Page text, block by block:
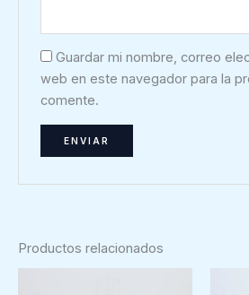
Guardar mi nombre, correo
web en este navegador para la
comente.
Productos relacionados